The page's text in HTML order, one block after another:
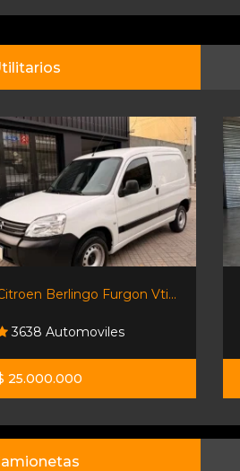
Berlingo Furgon Vti...
3638 Automoviles
25.000.000